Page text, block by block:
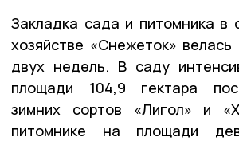
Закладка сада и питомника в
хозяйстве «Снежеток»
двух недель. В саду
площади 104,9 гектара
зимних сортов «Лигол» и
питомнике на площади